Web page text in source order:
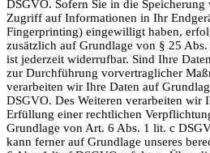
DSGVO. Sofern Sie in die
Zugriff auf Informationen in Ihr
Fingerprinting) eingewilligt haben,
zusätzlich auf Grundlage von § 25
ist jederzeit widerrufbar. Sind Ihre
zur Durchführung vorvertraglicher
verarbeiten wir Ihre Daten auf
DSGVO. Des Weiteren verarbeiten wir
Erfüllung einer rechtlichen
Grundlage von Art. 6 Abs. 1 lit. c
kann ferner auf Grundlage unseres